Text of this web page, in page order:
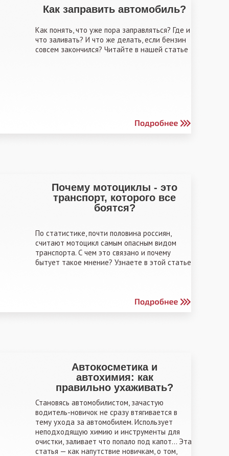
Как понять, что уже пора заправляться? Где и
что заливать? И что же делать, если бензин
совсем закончился? Читайте в нашей статье
Как заправить автомобиль?
По статистике, почти половина россиян,
считают мотоцикл самым опасным видом
транспорта. С чем это связано и почему
бытует такое мнение? Узнаете в этой статье
Почему мотоциклы - это
транспорт, которого все
боятся?
Становясь автомобилистом, зачастую
водитель-новичок не сразу втягивается в
тему ухода за автомобилем. Использует
неподходящую химию и инструменты для
очистки, заливает что попало под капот… Эта
статья — как напутствие новичкам, о том,
Автокосметика и
автохимия: как
правильно ухаживать?